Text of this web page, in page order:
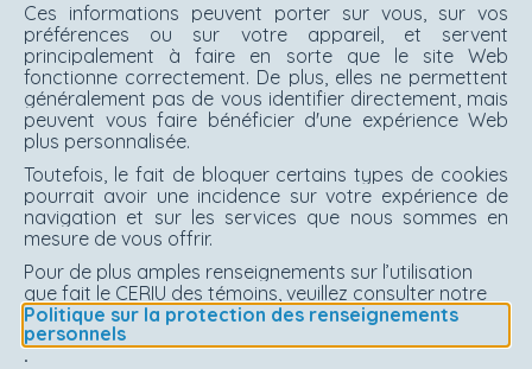
Ces informations peuvent porter sur vous, sur vos
préférences ou sur votre appareil, et servent
principalement à faire en sorte que le site Web
fonctionne correctement. De plus, elles ne permettent
généralement pas de vous identifier directement, mais
peuvent vous faire bénéficier d'une expérience Web
plus personnalisée.
Toutefois, le fait de bloquer certains types de cookies
pourrait avoir une incidence sur votre expérience de
navigation et sur les services que nous sommes en
mesure de vous offrir.
Pour de plus amples renseignements sur l’utilisation
que fait le CERIU des témoins, veuillez consulter notre
Politique sur la protection des renseignements
personnels
.